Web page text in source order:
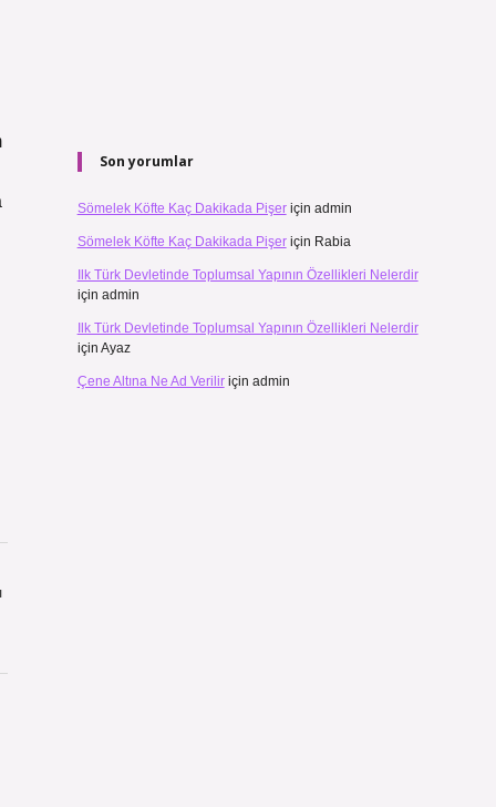
Son yorumlar
Sömelek Köfte Kaç Dakikada Pişeriçin admin
Sömelek Köfte Kaç Dakikada Pişeriçin Rabia
Ilk Türk Devletinde Toplumsal Yapının Özellikleri Nelerdir
için admin
Ilk Türk Devletinde Toplumsal Yapının Özellikleri Nelerdir
için Ayaz
Çene Altına Ne Ad Veriliriçin admin